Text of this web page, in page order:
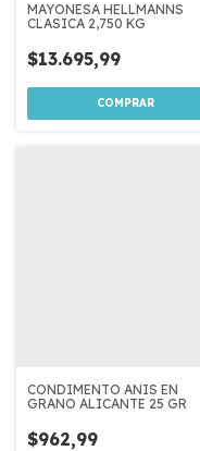
MAYONESA HELLMANNS
CLASICA 2,750 KG
$13.695,99
CONDIMENTO ANIS EN
GRANO ALICANTE 25 GR
$962,99